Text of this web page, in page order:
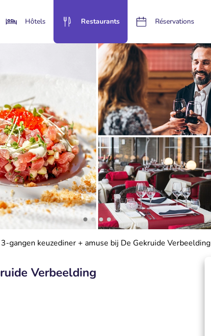
Hôtels Restaurants Réservations
3-gangen keuzediner + amuse bij De Gekruide Verbeelding
Verbeelding